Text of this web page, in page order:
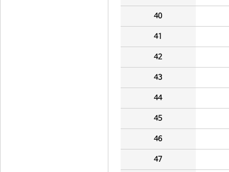
40
41
42
43
44
45
46
47